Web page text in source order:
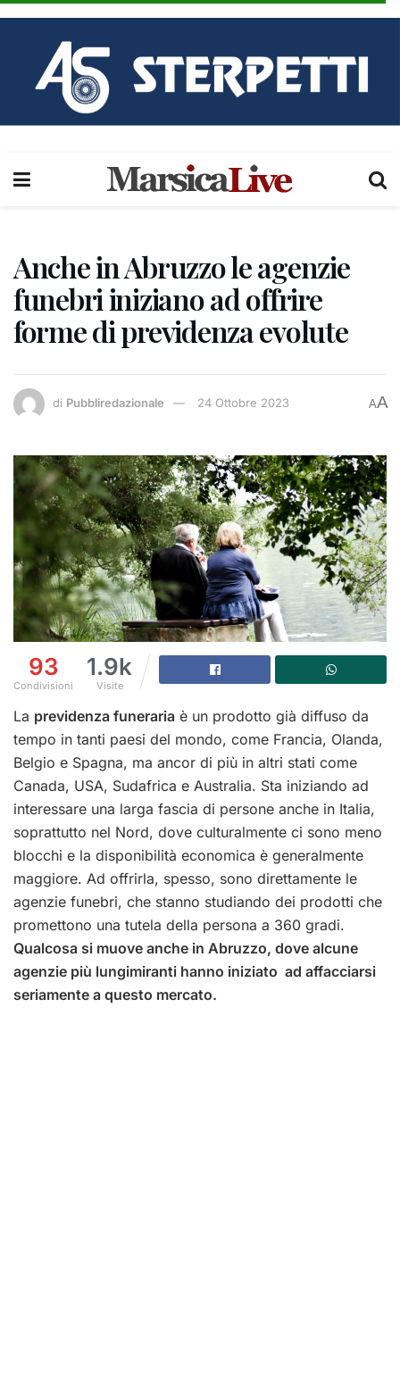
Anche in Abruzzo le agenzie
funebri iniziano ad offrire
forme di previdenza evolute
di Pubbliredazionale 24 Ottobre 2023 AA
93
Condivisioni
1.9k
Visite
La previdenza funeraria è un prodotto già diffuso da
tempo in tanti paesi del mondo, come Francia, Olanda,
Belgio e Spagna, ma ancor di più in altri stati come
Canada, USA, Sudafrica e Australia. Sta iniziando ad
interessare una larga fascia di persone anche in Italia,
soprattutto nel Nord, dove culturalmente ci sono meno
blocchi e la disponibilità economica è generalmente
maggiore. Ad offrirla, spesso, sono direttamente le
agenzie funebri, che stanno studiando dei prodotti che
promettono una tutela della persona a 360 gradi.
Qualcosa si muove anche in Abruzzo, dove alcune
agenzie più lungimiranti hanno iniziato ad affacciarsi
seriamente a questo mercato.